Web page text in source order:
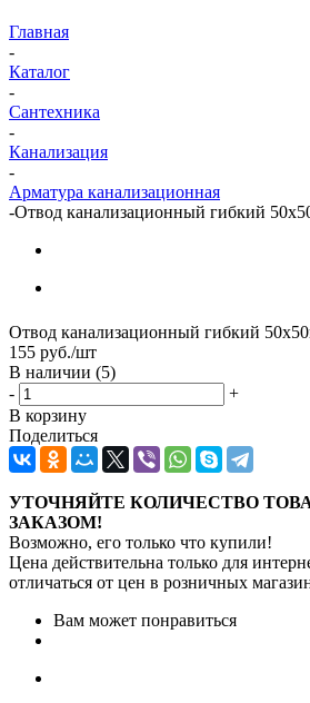
Главная
-
Каталог
-
Сантехника
-
Канализация
-
Арматура канализационная
-Отвод канализационный гибкий
Отвод канализационный гибкий
155 руб./шт
В наличии (5)
-
+
В корзину
Поделиться
УТОЧНЯЙТЕ КОЛИЧЕСТВО
ЗАКАЗОМ!
Возможно, его только что купили!
Цена действительна только для
отличаться от цен в розничных
Вам может понравиться